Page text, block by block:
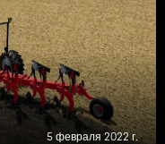
5 февраля 2022 г.